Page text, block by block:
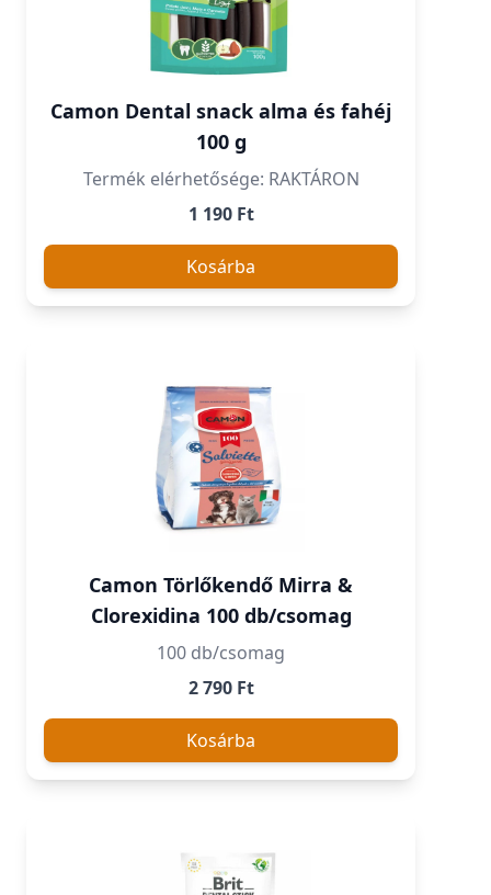
Camon Dental snack alma és fahéj
100 g
Termék elérhetősége: RAKTÁRON
1 190 Ft
Kosárba
Camon Törlőkendő Mirra &
Clorexidina 100 db/csomag
100 db/csomag
2 790 Ft
Kosárba